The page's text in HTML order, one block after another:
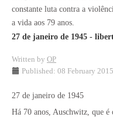
constante luta contra a
a vida aos 79 anos.
27 de janeiro de 1945 -
Written by OP
Published: 08 February 2015
27 de janeiro de 1945
Há 70 anos, Auschwitz, que